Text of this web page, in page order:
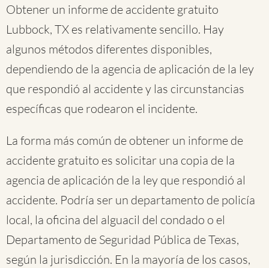
Obtener un informe de accidente gratuito
Lubbock, TX es relativamente sencillo. Hay
algunos métodos diferentes disponibles,
dependiendo de la agencia de aplicación de la ley
que respondió al accidente y las circunstancias
específicas que rodearon el incidente.
La forma más común de obtener un informe de
accidente gratuito es solicitar una copia de la
agencia de aplicación de la ley que respondió al
accidente. Podría ser un departamento de policía
local, la oficina del alguacil del condado o el
Departamento de Seguridad Pública de Texas,
según la jurisdicción. En la mayoría de los casos,